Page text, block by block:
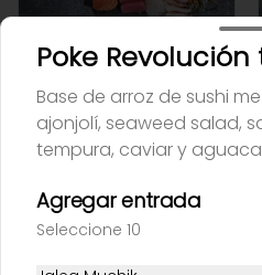
Mix de sashimi
Poke
Base de arroz de sushi
ajonjolí, seaweed salad,
tempura, caviar y
Agregar entrada
Seleccione 10